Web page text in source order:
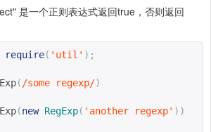
是一个正则表达式返回true，否则返回
require( 'util' );
( /some regexp/)
(new RegExp( 'another regexp' ))